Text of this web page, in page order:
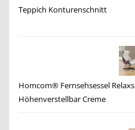
Teppich Konturenschnitt
Homcom® Fernsehsessel
Höhenverstellbar Creme